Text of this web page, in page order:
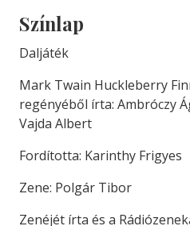
Színlap
Daljáték
Mark Twain Huckleberry
regényéből írta: Ambróczy
Vajda Albert
Fordította: Karinthy Frigyes
Zene: Polgár Tibor
Zenéjét írta és a